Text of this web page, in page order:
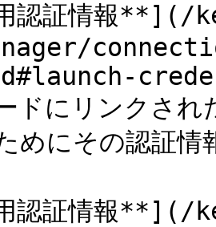
認証情報
めにその認証
認証情報